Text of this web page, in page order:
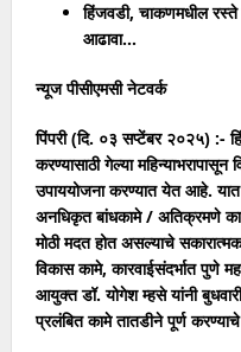
हिंजवडी, चाकणमधील
आढावा…
न्यूज पीसीएमसी नेटवर्क
पिंपरी (दि. ०३ सप्टेंबर २०२५) :-
करण्यासाठी गेल्या
उपाययोजना करण्यात येत आहे. यात
अनधिकृत बांधकामे / अतिक्रमणे
मोठी मदत होत असल्याचे
विकास कामे, कारवाईसंदर्भात पुणे
आयुक्त डॉ. योगेश म्हसे यांनी
प्रलंबित कामे तातडीने पूर्ण करण्याचे